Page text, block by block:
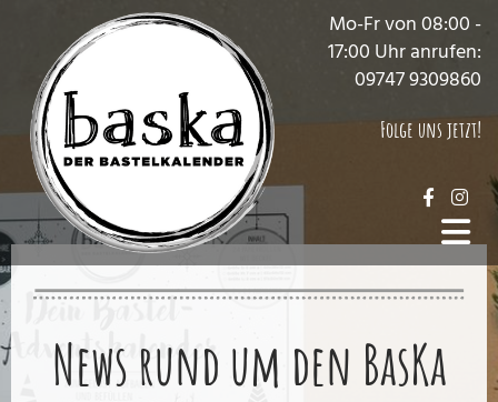
Mo-Fr von 08:00 -
17:00 Uhr anrufen:
09747 9309860
Folge uns jetzt!
News rund um den BasKa